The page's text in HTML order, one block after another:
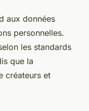
aux données
personnelles.
les standards
que la
créateurs et